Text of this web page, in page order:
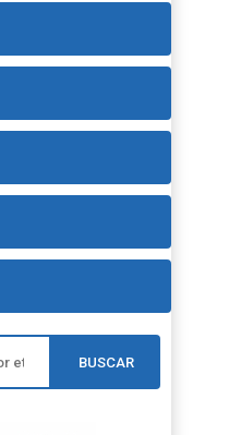
BUSCAR